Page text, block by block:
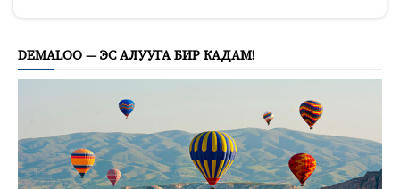
DEMALOO — ЭС АЛУУГА БИР КАДАМ!